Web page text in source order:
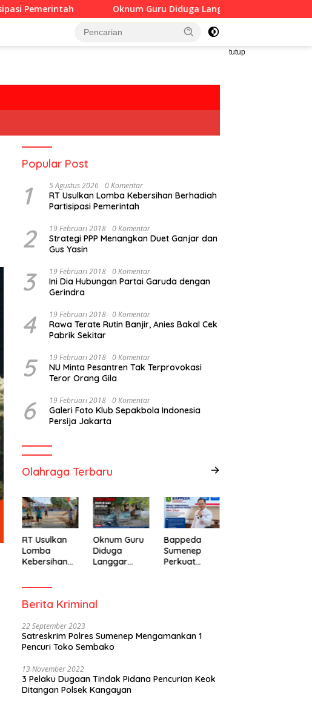
Oknum Guru Diduga Langgar Disiplin Jam Kerja
tutup
Popular Post
1 5 Agustus 2026 0 Komentar
RT Usulkan Lomba Kebersihan Berhadiah
Partisipasi Pemerintah
2 19 Februari 2018 0 Komentar
Strategi PPP Menangkan Duet Ganjar dan
Gus Yasin
3 19 Februari 2018 0 Komentar
Ini Dia Hubungan Partai Garuda dengan
Gerindra
4 19 Februari 2018 0 Komentar
Rawa Terate Rutin Banjir, Anies Bakal Cek
Pabrik Sekitar
5 19 Februari 2018 0 Komentar
NU Minta Pesantren Tak Terprovokasi
Teror Orang Gila
6 19 Februari 2018 0 Komentar
Galeri Foto Klub Sepakbola Indonesia
Persija Jakarta
Olahraga Terbaru
RT Usulkan
Lomba
Kebersihan
Oknum Guru
Diduga
Langgar
Bappeda
Sumenep
Perkuat
Berita Kriminal
22 September 2023
Satreskrim Polres Sumenep Mengamankan 1
Pencuri Toko Sembako
13 November 2022
3 Pelaku Dugaan Tindak Pidana Pencurian Keok
Ditangan Polsek Kangayan